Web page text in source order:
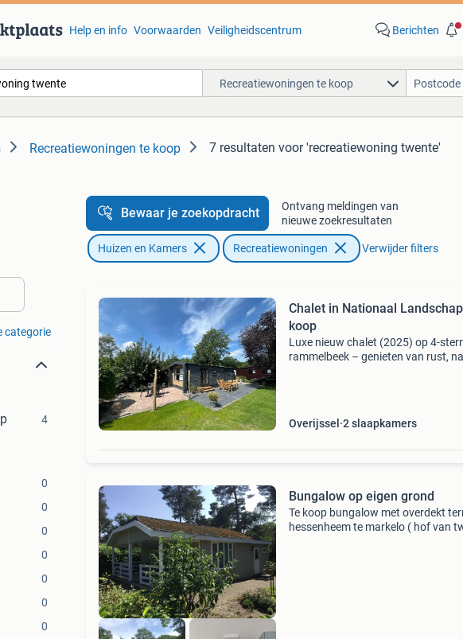
Help en info Voorwaarden Veiligheidscentrum Berichten
Recreatiewoningen te koop
Recreatiewoningen te koop 7 resultaten voor 'recreatiewoning twente'
categorie
4
0
0
0
0
0
0
0
Bewaar je zoekopdracht
Ontvang meldingen van
nieuwe zoekresultaten
Huizen en Kamers Recreatiewoningen Verwijder filters
Chalet in Nationaal
koop
Luxe nieuw chalet (2025) op 4-
rammelbeek – genieten van rust,
Overijssel 2 slaapkamers
Bungalow op eigen grond
Te koop bungalow met overdekt
hessenheem te markelo ( hof van